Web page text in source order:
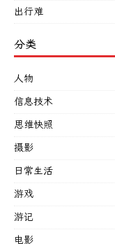
出行难
分类
人物
信息技术
思维快照
摄影
日常生活
游戏
游记
电影